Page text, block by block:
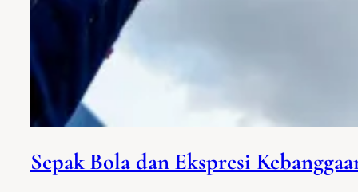
Sepak Bola dan Ekspresi